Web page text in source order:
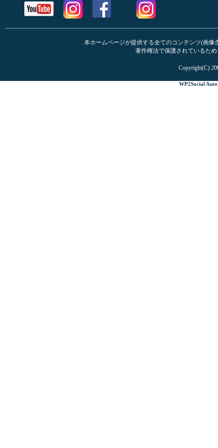
本ホームページが提供する全てのコンテンツ(画
著作権法で保護されているた
Copyright(C)
WP2Social